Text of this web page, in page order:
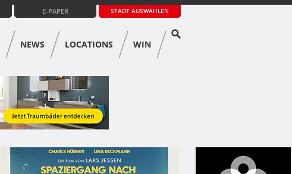
STADT AUSWÄHLEN
E-PAPER
NEWS LOCATIONS WIN